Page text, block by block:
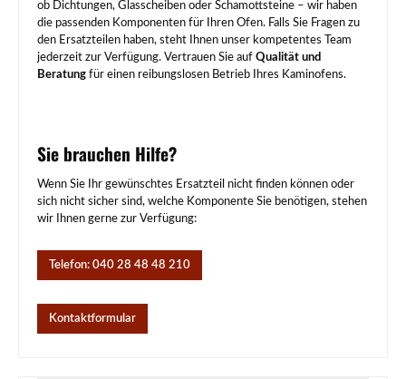
ob Dichtungen, Glasscheiben oder Schamottsteine – wir haben
die passenden Komponenten für Ihren Ofen. Falls Sie Fragen zu
den Ersatzteilen haben, steht Ihnen unser kompetentes Team
jederzeit zur Verfügung. Vertrauen Sie auf Qualität und
Beratung für einen reibungslosen Betrieb Ihres Kaminofens.
Sie brauchen Hilfe?
Wenn Sie Ihr gewünschtes Ersatzteil nicht finden können oder
sich nicht sicher sind, welche Komponente Sie benötigen, stehen
wir Ihnen gerne zur Verfügung:
Telefon: 040 28 48 48 210
Kontaktformular